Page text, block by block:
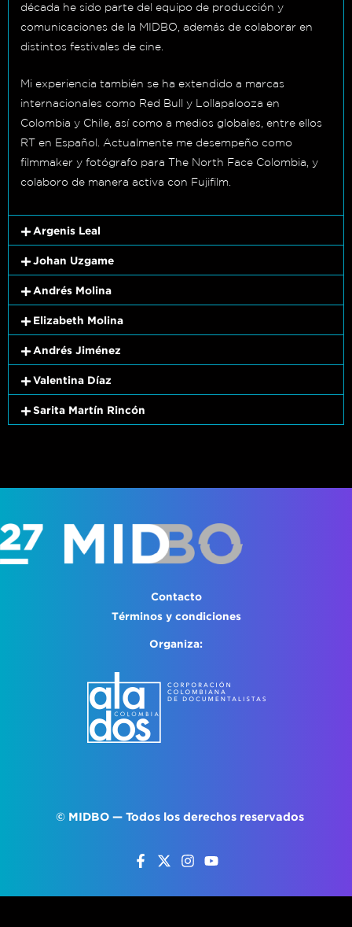
década he sido parte del equipo de producción y
comunicaciones de la MIDBO, además de colaborar en
distintos festivales de cine.
Mi experiencia también se ha extendido a marcas
internacionales como Red Bull y Lollapalooza en
Colombia y Chile, así como a medios globales, entre ellos
RT en Español. Actualmente me desempeño como
filmmaker y fotógrafo para The North Face Colombia, y
colaboro de manera activa con Fujifilm.
Argenis Leal
Johan Uzgame
Andrés Molina
Elizabeth Molina
Andrés Jiménez
Valentina Díaz
Sarita Martín Rincón
Contacto
Términos y condiciones
Organiza:
© MIDBO — Todos los derechos reservados